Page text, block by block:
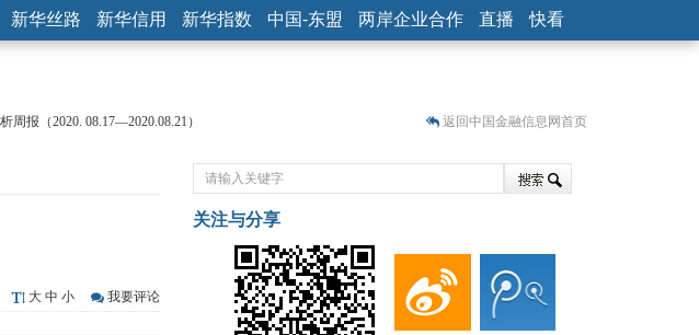
新华丝路 新华信用 新华指数 中国-东盟 两岸企业合作 直播 快看
报（2020. 08.17—2020.08.21）
何浴火重生？
周报（2020. 07.27—2020.07.31）
性存款玩起“跷跷板” 结构性失衡藏
资金利率明显下行
返回中国金融信息网首页
大 中 小 我要评论
关注与分享